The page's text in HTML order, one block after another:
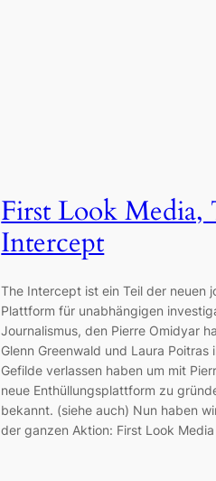
First Look Media,
Intercept
The Intercept ist ein Teil der neuen
Plattform für unabhängigen
Journalismus, den Pierre Omidyar
Glenn Greenwald und Laura Poitras
Gefilde verlassen haben um mit
neue Enthüllungsplattform zu
bekannt. (siehe auch) Nun haben
der ganzen Aktion: First Look